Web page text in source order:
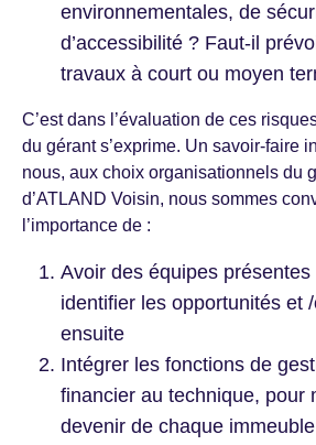
environnementales, de
d’accessibilité ? Faut-il
travaux à court ou moyen
C’est dans l’évaluation de ces
du gérant s’exprime. Un savoir-faire
nous, aux choix organisationnels du
d’ATLAND Voisin, nous sommes
l’importance de :
Avoir des équipes
identifier les opportunités et
ensuite
Intégrer les fonctions de
financier au technique, pour
devenir de chaque immeuble